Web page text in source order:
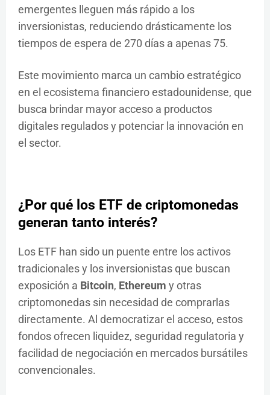
emergentes lleguen más rápido a los
inversionistas, reduciendo drásticamente los
tiempos de espera de 270 días a apenas 75.
Este movimiento marca un cambio estratégico
en el ecosistema financiero estadounidense, que
busca brindar mayor acceso a productos
digitales regulados y potenciar la innovación en
el sector.
¿Por qué los ETF de criptomonedas
generan tanto interés?
Los ETF han sido un puente entre los activos
tradicionales y los inversionistas que buscan
exposición a Bitcoin, Ethereum y otras
criptomonedas sin necesidad de comprarlas
directamente. Al democratizar el acceso, estos
fondos ofrecen liquidez, seguridad regulatoria y
facilidad de negociación en mercados bursátiles
convencionales.